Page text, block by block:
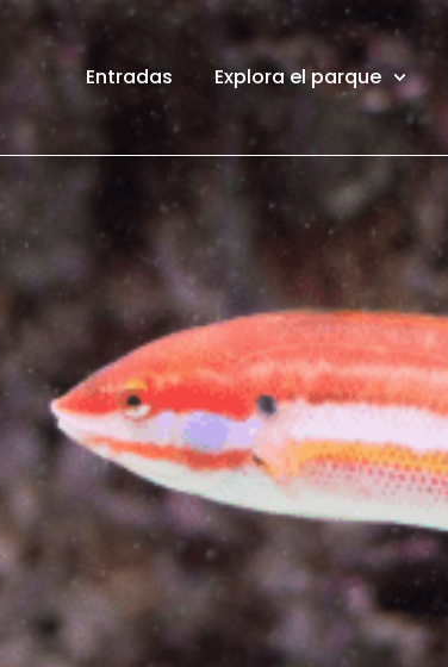
Entradas Explora el parque